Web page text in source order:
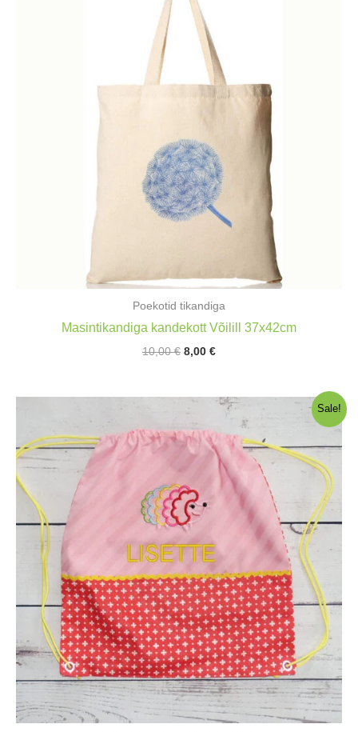
Poekotid tikandiga
Masintikandiga kandekott Võilill 37x42cm
10,00€ Algne
10,00 €.
8,00 €Praegune
8,00 €.
Sale!